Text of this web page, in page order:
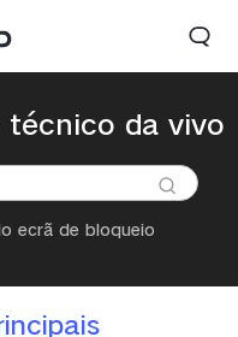
técnico da vivo
ecrã de bloqueio